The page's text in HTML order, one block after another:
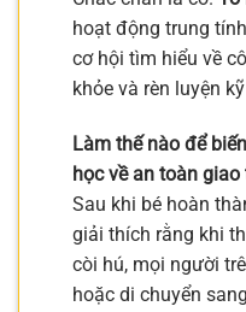
hoạt động trung
cơ hội tìm hiểu về
khỏe và rèn luyện
Làm thế nào để
học về an toàn giao
Sau khi bé hoàn
giải thích rằng khi
còi hú, mọi người
hoặc di chuyển